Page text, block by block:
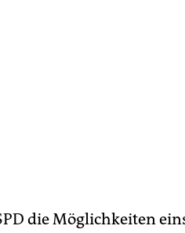
die Möglichkeiten